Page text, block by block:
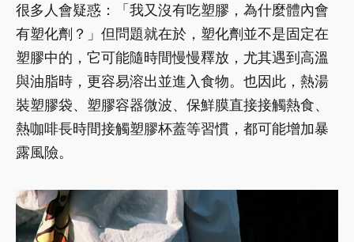
很多人會疑惑：「我又沒有吃塑膠，為什麼體內會
有塑化劑？」但問題就在於，塑化劑並不是固定在
塑膠中的，它可能隨時間慢慢釋放，尤其遇到高溫
與油脂時，更容易溶出並進入食物。也因此，熱湯
裝塑膠袋、塑膠容器微波、保鮮膜直接接觸熱食、
熱咖啡長時間接觸塑膠杯蓋等習慣，都可能增加暴
露風險。